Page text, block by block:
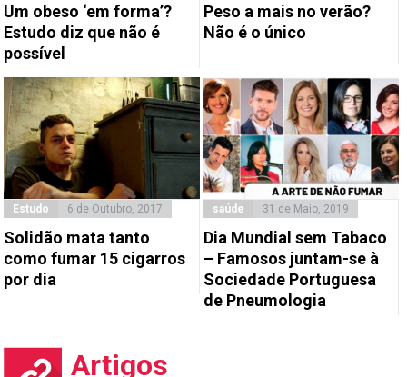
Um obeso ‘em forma’?
Estudo diz que não é
possível
Peso a mais no verão?
Não é o único
Estudo 6 de Outubro, 2017
Solidão mata tanto
como fumar 15 cigarros
por dia
saúde 31 de Maio, 2019
Dia Mundial sem Tabaco
– Famosos juntam-se à
Sociedade Portuguesa
de Pneumologia
Artigos